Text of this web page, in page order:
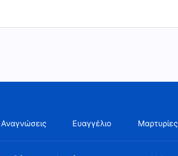
Αναγνώσεις Ευαγγέλιο Μαρτυρίες